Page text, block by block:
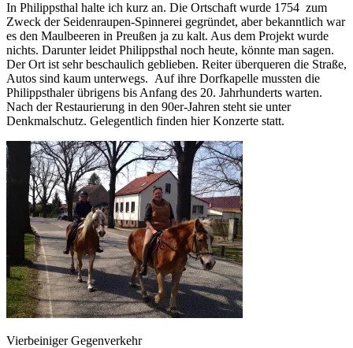
In Philippsthal halte ich kurz an. Die Ortschaft wurde 1754 zum
Zweck der Seidenraupen-Spinnerei gegründet, aber bekanntlich war
es den Maulbeeren in Preußen ja zu kalt. Aus dem Projekt wurde
nichts. Darunter leidet Philippsthal noch heute, könnte man sagen.
Der Ort ist sehr beschaulich geblieben. Reiter überqueren die Straße,
Autos sind kaum unterwegs. Auf ihre Dorfkapelle mussten die
Philippsthaler übrigens bis Anfang des 20. Jahrhunderts warten.
Nach der Restaurierung in den 90er-Jahren steht sie unter
Denkmalschutz. Gelegentlich finden hier Konzerte statt.
Vierbeiniger Gegenverkehr